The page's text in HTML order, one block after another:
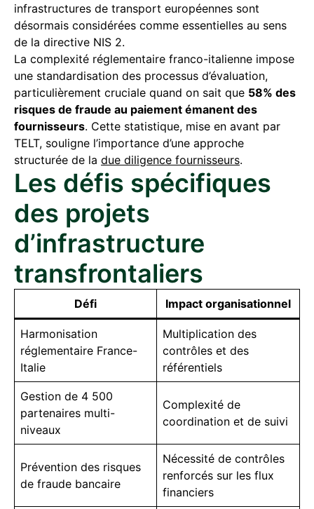
infrastructures de transport européennes sont
désormais considérées comme essentielles au sens
de la directive NIS 2.
La complexité réglementaire franco-italienne impose
une standardisation des processus d’évaluation,
particulièrement cruciale quand on sait que 58% des
risques de fraude au paiement émanent des
fournisseurs. Cette statistique, mise en avant par
TELT, souligne l’importance d’une approche
structurée de la due diligence fournisseurs.
Les défis spécifiques
des projets
d’infrastructure
transfrontaliers
Défi Impact organisationnel
Harmonisation
réglementaire France-
Italie
Multiplication des
contrôles et des
référentiels
Gestion de 4 500
partenaires multi-
niveaux
Complexité de
coordination et de suivi
Prévention des risques
de fraude bancaire
Nécessité de contrôles
renforcés sur les flux
financiers